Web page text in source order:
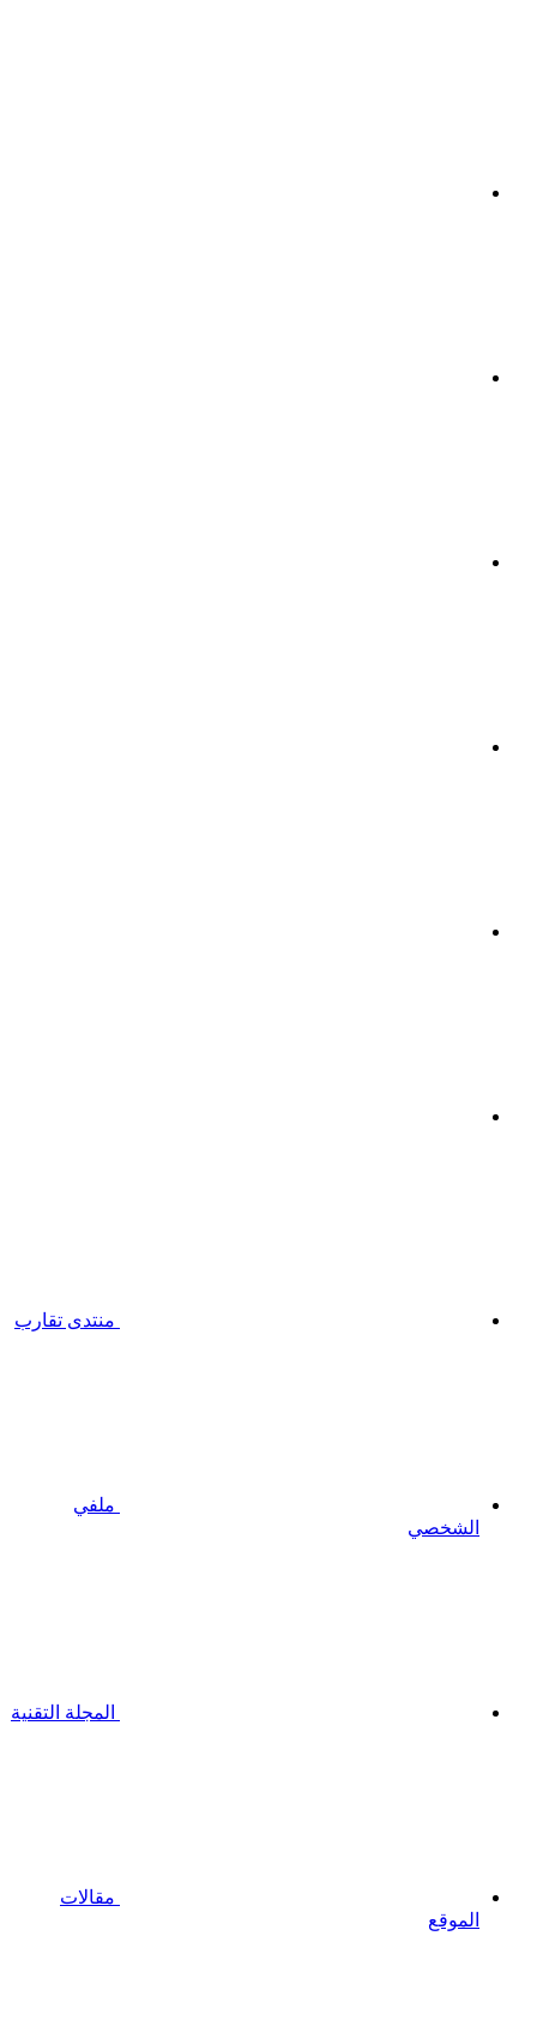
منتدى تقارب
ملفي
الشخصي
المجلة التقنية
مقالات
الموقع